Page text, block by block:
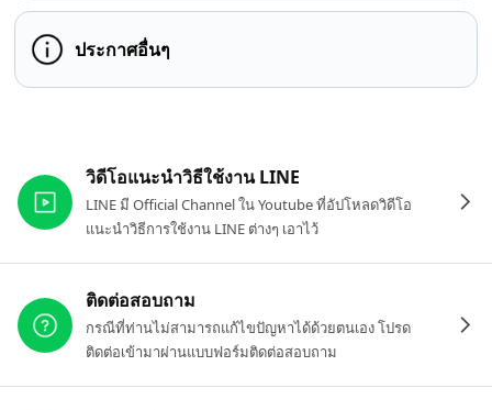
ประกาศอื่นๆ
วิดีโอแนะนำวิธีใช้งาน LINE
LINE มี Official Channel ใน Youtube ที่อัปโหลดวิดีโอ
แนะนำวิธีการใช้งาน LINE ต่างๆ เอาไว้
ติดต่อสอบถาม
กรณีที่ท่านไม่สามารถแก้ไขปัญหาได้ด้วยตนเอง โปรด
ติดต่อเข้ามาผ่านแบบฟอร์มติดต่อสอบถาม